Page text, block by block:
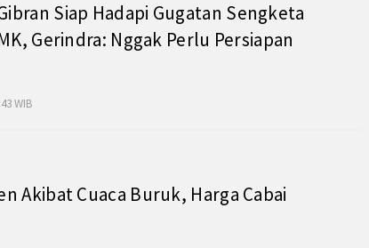
Siap Hadapi Gugatan Sengketa
Gerindra: Nggak Perlu Persiapan
WIB
Akibat Cuaca Buruk, Harga Cabai